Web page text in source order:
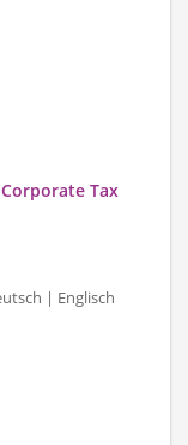
Tax
| Englisch